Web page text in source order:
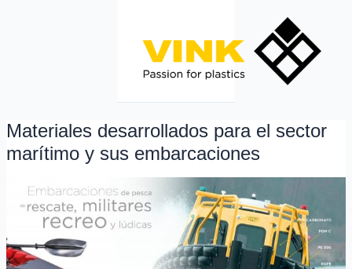
Materiales desarrollados para el sector
marítimo y sus embarcaciones
Materiales
desarrollados
para
sector
marítimo
sus
embarcaciones